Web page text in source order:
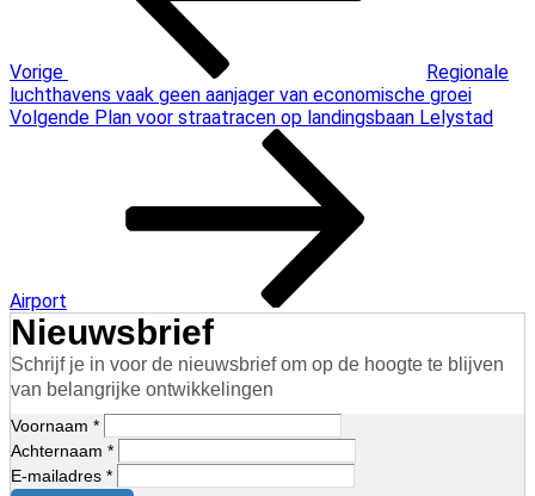
Vorige
Regionale
luchthavens vaak geen aanjager van economische groei
Volgend
Volgende Plan voor straatracen op landingsbaan Lelystad
Airport
Nieuwsbrief
Schrijf je in voor de nieuwsbrief om op de hoogte te blijven
van belangrijke ontwikkelingen
Voornaam *
Achternaam *
E-mailadres *